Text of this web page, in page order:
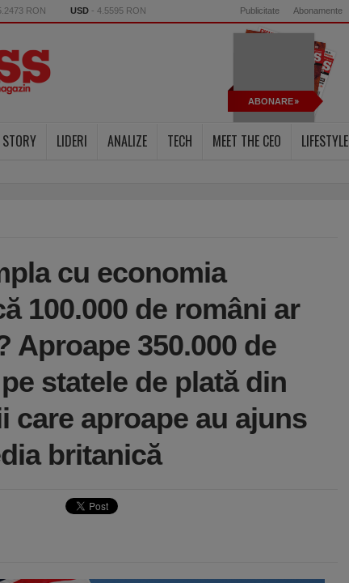
RON USD - 4.5595 RON Publicitate Abonamente
ABONARE
LIDERI ANALIZE TECH MEET THE CEO LIFESTYLE
cu economia
100.000 de români ar
Aproape 350.000 de
statele de plată din
care aproape au ajuns
britanică